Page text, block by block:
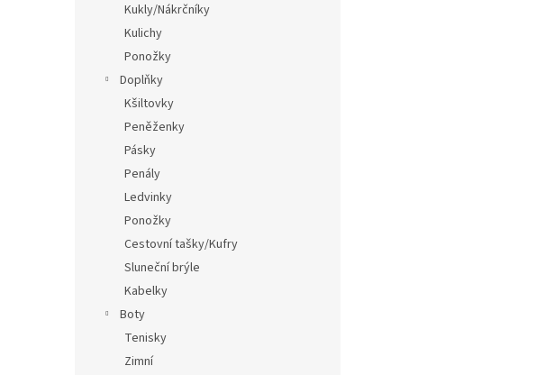
Kukly/Nákrčníky
Kulichy
Ponožky
Doplňky
Kšiltovky
Peněženky
Pásky
Penály
Ledvinky
Ponožky
Cestovní tašky/Kufry
Sluneční brýle
Kabelky
Boty
Tenisky
Zimní